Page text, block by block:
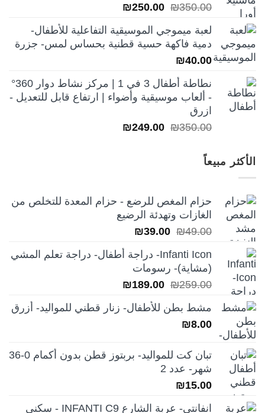
₪350.00
السعر
هو:
₪350.00.
₪250.00
هو:
₪250.00.
لعبة ميموجي الموسيقية التفاعلية للأطفال-
دمية فاكهة حسية قطنية بحساس لمس- جزرة
₪40.00
نطاطة أطفال 3 في 1 | مركز نشاط دوار 360°
- ألعاب موسيقية وأضواء | ارتفاع قابل للتعديل -
ازرق
₪350.00
السعر ₪249.00
الأكثر مبيعاً
حزام المغص للرضع - حزام المعدة للتخلص من
الغازات وتهدئة الرضيع
₪49.00
السعر
هو:
₪49.00.
₪39.00
هو:
₪39.00.
Infanti Icon- دراجة أطفال- دراجة تعلم المشي
(مشاية)- رسومات
₪259.00
السعر
هو:
₪189.00
هو:
مشط بطن للأطفال- زنار قطني للمواليد- أزرق
₪8.00
تبان كت للمواليد- بربتوز قطن بدون أكمام 0-36
شهر- عدد 2
₪15.00
انفانتي- عربة الشارع INFANTI C9 - سكني